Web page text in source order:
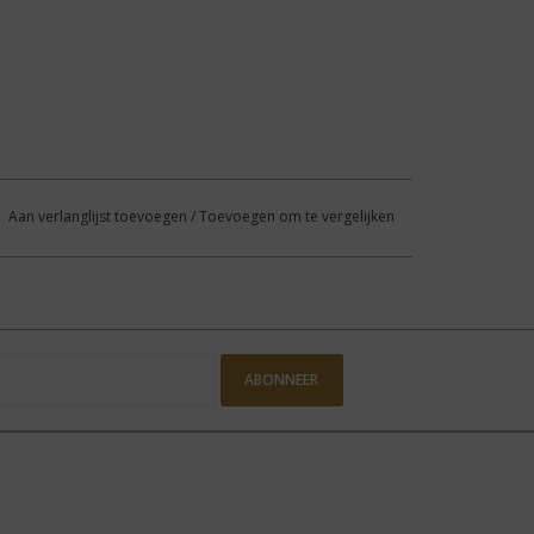
Aan verlanglijst toevoegen /Toevoegen om te vergelijken
ABONNEER